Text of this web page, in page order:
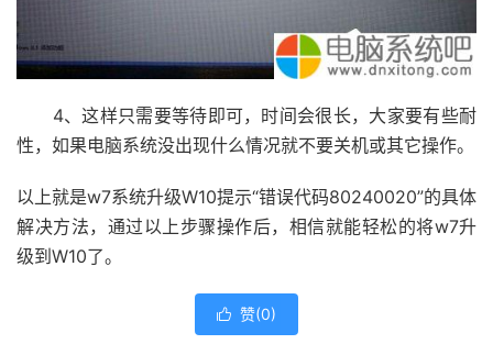
4、这样只需要等待即可，时间会很长，大家要有些耐
性，如果电脑系统没出现什么情况就不要关机或其它操作。
以上就是w7系统升级W10提示“错误代码80240020”的具体
解决方法，通过以上步骤操作后，相信就能轻松的将w7升
级到W10了。
 赞(0)